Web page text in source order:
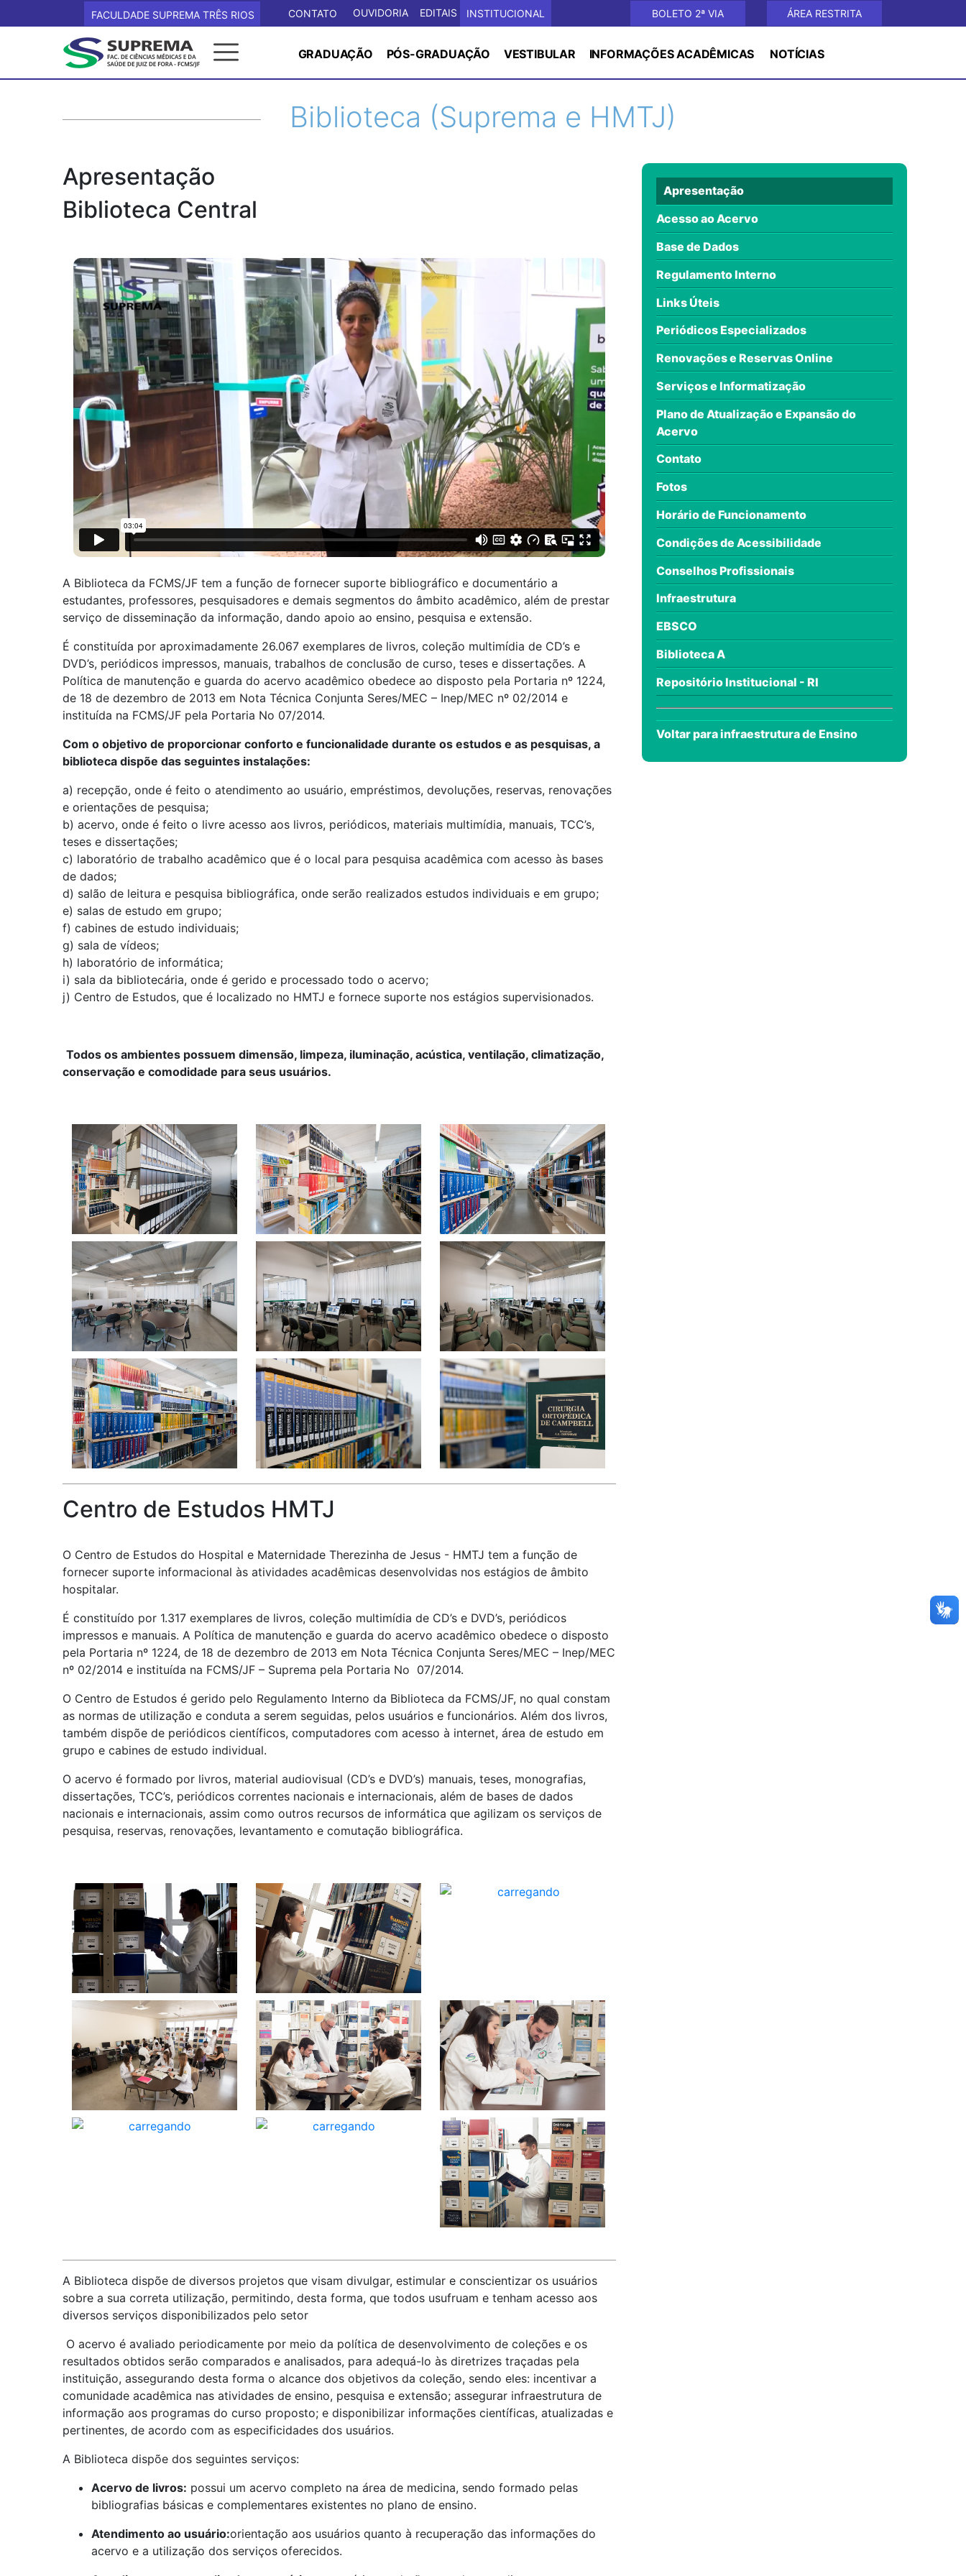
FACULDADE SUPREMA TRÊS RIOS CONTATO OUVIDORIA EDITAIS INSTITUCIONAL BOLETO 2ª VIA ÁREA RESTRITA
GRADUAÇÃO PÓS-GRADUAÇÃO VESTIBULAR INFORMAÇÕES ACADÊMICAS NOTÍCIAS
Biblioteca (Suprema e HMTJ)
Apresentação
Acesso ao Acervo
Base de Dados
Regulamento Interno
Links Úteis
Periódicos Especializados
Renovações e Reservas Online
Serviços e Informatização
Plano de Atualização e Expansão do
Acervo
Contato
Fotos
Horário de Funcionamento
Condições de Acessibilidade
Conselhos Profissionais
Infraestrutura
EBSCO
Biblioteca A
Repositório Institucional - RI
Voltar para infraestrutura de Ensino
Apresentação
Biblioteca Central
A Biblioteca da FCMS/JF tem a função de fornecer suporte bibliográfico e documentário a
estudantes, professores, pesquisadores e demais segmentos do âmbito acadêmico, além de prestar
serviço de disseminação da informação, dando apoio ao ensino, pesquisa e extensão.
É constituída por aproximadamente 26.067 exemplares de livros, coleção multimídia de CD’s e
DVD’s, periódicos impressos, manuais, trabalhos de conclusão de curso, teses e dissertações. A
Política de manutenção e guarda do acervo acadêmico obedece ao disposto pela Portaria nº 1224,
de 18 de dezembro de 2013 em Nota Técnica Conjunta Seres/MEC – Inep/MEC nº 02/2014 e
instituída na FCMS/JF pela Portaria No 07/2014.
Com o objetivo de proporcionar conforto e funcionalidade durante os estudos e as pesquisas, a
biblioteca dispõe das seguintes instalações:
a) recepção, onde é feito o atendimento ao usuário, empréstimos, devoluções, reservas, renovações
e orientações de pesquisa;
b) acervo, onde é feito o livre acesso aos livros, periódicos, materiais multimídia, manuais, TCC’s,
teses e dissertações;
c) laboratório de trabalho acadêmico que é o local para pesquisa acadêmica com acesso às bases
de dados;
d) salão de leitura e pesquisa bibliográfica, onde serão realizados estudos individuais e em grupo;
e) salas de estudo em grupo;
f) cabines de estudo individuais;
g) sala de vídeos;
h) laboratório de informática;
i) sala da bibliotecária, onde é gerido e processado todo o acervo;
j) Centro de Estudos, que é localizado no HMTJ e fornece suporte nos estágios supervisionados.
Todos os ambientes possuem dimensão, limpeza, iluminação, acústica, ventilação, climatização,
conservação e comodidade para seus usuários.
Centro de Estudos HMTJ
O Centro de Estudos do Hospital e Maternidade Therezinha de Jesus - HMTJ tem a função de
fornecer suporte informacional às atividades acadêmicas desenvolvidas nos estágios de âmbito
hospitalar.
É constituído por 1.317 exemplares de livros, coleção multimídia de CD’s e DVD’s, periódicos
impressos e manuais. A Política de manutenção e guarda do acervo acadêmico obedece o disposto
pela Portaria nº 1224, de 18 de dezembro de 2013 em Nota Técnica Conjunta Seres/MEC – Inep/MEC
nº 02/2014 e instituída na FCMS/JF – Suprema pela Portaria No 07/2014.
O Centro de Estudos é gerido pelo Regulamento Interno da Biblioteca da FCMS/JF, no qual constam
as normas de utilização e conduta a serem seguidas, pelos usuários e funcionários. Além dos livros,
também dispõe de periódicos científicos, computadores com acesso à internet, área de estudo em
grupo e cabines de estudo individual.
O acervo é formado por livros, material audiovisual (CD’s e DVD’s) manuais, teses, monografias,
dissertações, TCC’s, periódicos correntes nacionais e internacionais, além de bases de dados
nacionais e internacionais, assim como outros recursos de informática que agilizam os serviços de
pesquisa, reservas, renovações, levantamento e comutação bibliográfica.
A Biblioteca dispõe de diversos projetos que visam divulgar, estimular e conscientizar os usuários
sobre a sua correta utilização, permitindo, desta forma, que todos usufruam e tenham acesso aos
diversos serviços disponibilizados pelo setor
O acervo é avaliado periodicamente por meio da política de desenvolvimento de coleções e os
resultados obtidos serão comparados e analisados, para adequá-lo às diretrizes traçadas pela
instituição, assegurando desta forma o alcance dos objetivos da coleção, sendo eles: incentivar a
comunidade acadêmica nas atividades de ensino, pesquisa e extensão; assegurar infraestrutura de
informação aos programas do curso proposto; e disponibilizar informações científicas, atualizadas e
pertinentes, de acordo com as especificidades dos usuários.
A Biblioteca dispõe dos seguintes serviços:
Acervo de livros: possui um acervo completo na área de medicina, sendo formado pelas
bibliografias básicas e complementares existentes no plano de ensino.
Atendimento ao usuário:orientação aos usuários quanto à recuperação das informações do
acervo e a utilização dos serviços oferecidos.